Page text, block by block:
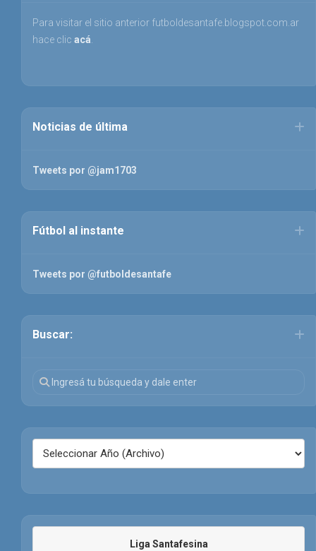
Para visitar el sitio anterior futboldesantafe.blogspot.com.ar
hace clic acá
Noticias de última
Tweets por @jam1703
Fútbol al instante
Tweets por @futboldesantafe
Buscar:
Liga Santafesina